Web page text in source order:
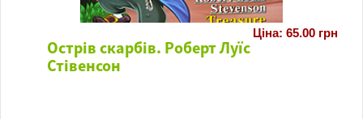
Острів скарбів. Роберт Луїс
Стівенсон
Ціна: 65.00 грн